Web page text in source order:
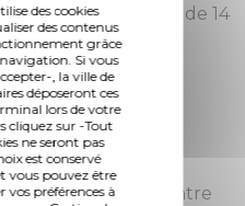
des cookies
des contenus
grâce
Si vous
, la ville de
déposeront ces
lors de votre
cliquez sur -Tout
ne seront pas
est conservé
vous pouvez être
préférences à
ans, 12 ans et moins de 14
vingtaine de
au rugby
ludique et
mais aussi au Centre